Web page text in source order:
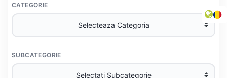
CATEGORIE
SUBCATEGORIE